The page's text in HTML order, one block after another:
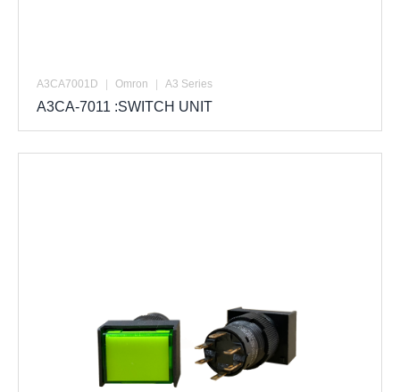
A3CA7001D | Omron | A3 Series
A3CA-7011 :SWITCH UNIT